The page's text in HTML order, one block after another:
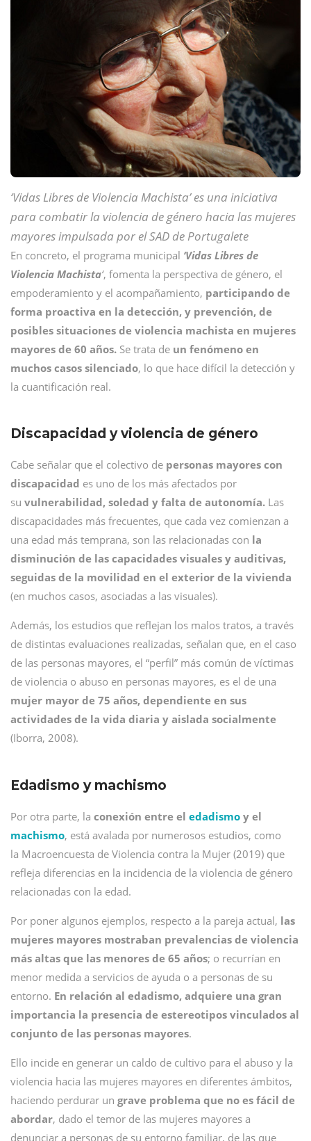
‘Vidas Libres de Violencia Machista’ es una iniciativa
para combatir la violencia de género hacia las mujeres
mayores impulsada por el SAD de Portugalete
En concreto, el programa municipal ‘Vidas Libres de
Violencia Machista‘, fomenta la perspectiva de género, el
empoderamiento y el acompañamiento, participando de
forma proactiva en la detección, y prevención, de
posibles situaciones de violencia machista en mujeres
mayores de 60 años. Se trata de un fenómeno en
muchos casos silenciado, lo que hace difícil la detección y
la cuantificación real.
Discapacidad y violencia de género
Cabe señalar que el colectivo de personas mayores con
discapacidad es uno de los más afectados por
su vulnerabilidad, soledad y falta de autonomía. Las
discapacidades más frecuentes, que cada vez comienzan a
una edad más temprana, son las relacionadas con la
disminución de las capacidades visuales y auditivas,
seguidas de la movilidad en el exterior de la vivienda
(en muchos casos, asociadas a las visuales).
Además, los estudios que reflejan los malos tratos, a través
de distintas evaluaciones realizadas, señalan que, en el caso
de las personas mayores, el “perfil” más común de víctimas
de violencia o abuso en personas mayores, es el de una
mujer mayor de 75 años, dependiente en sus
actividades de la vida diaria y aislada socialmente
(Iborra, 2008).
Edadismo y machismo
Por otra parte, la conexión entre el edadismo y el
machismo, está avalada por numerosos estudios, como
la Macroencuesta de Violencia contra la Mujer (2019) que
refleja diferencias en la incidencia de la violencia de género
relacionadas con la edad.
Por poner algunos ejemplos, respecto a la pareja actual, las
mujeres mayores mostraban prevalencias de violencia
más altas que las menores de 65 años; o recurrían en
menor medida a servicios de ayuda o a personas de su
entorno. En relación al edadismo, adquiere una gran
importancia la presencia de estereotipos vinculados al
conjunto de las personas mayores.
Ello incide en generar un caldo de cultivo para el abuso y la
violencia hacia las mujeres mayores en diferentes ámbitos,
haciendo perdurar un grave problema que no es fácil de
abordar, dado el temor de las mujeres mayores a
denunciar a personas de su entorno familiar, de las que